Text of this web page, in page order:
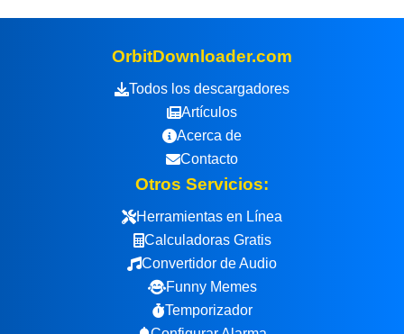
OrbitDownloader.com
Todos los descargadores
Artículos
Acerca de
Contacto
Otros Servicios:
Herramientas en Línea
Calculadoras Gratis
Convertidor de Audio
Funny Memes
Temporizador